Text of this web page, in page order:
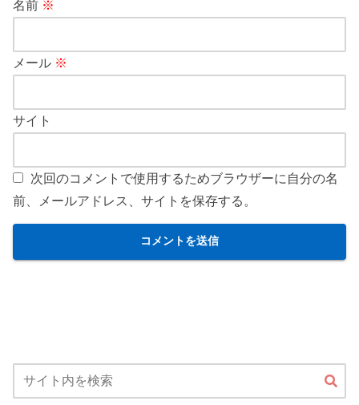
名前 ※
メール ※
サイト
次回のコメントで使用するためブラウザーに自分の名
前、メールアドレス、サイトを保存する。